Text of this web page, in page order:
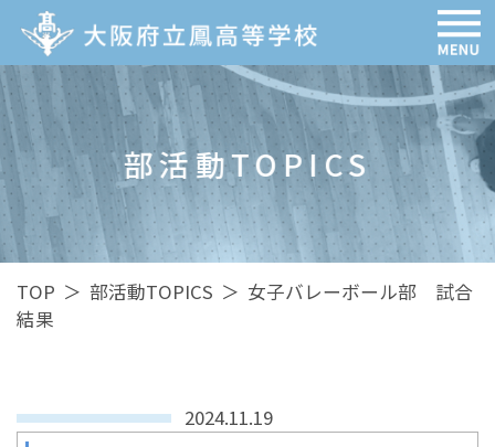
部活動TOPICS
TOP ＞ 部活動TOPICS ＞ 女子バレーボール部 試合
結果
2024.11.19